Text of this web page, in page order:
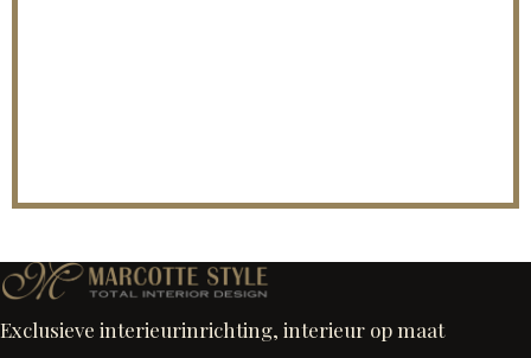
Exclusieve interieurinrichting, interieur op maat